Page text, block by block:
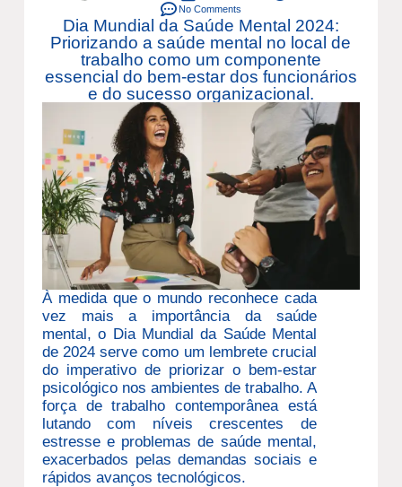
No Comments
Dia Mundial da Saúde Mental 2024:
Priorizando a saúde mental no local de
trabalho como um componente
essencial do bem-estar dos funcionários
e do sucesso organizacional.
À medida que o mundo reconhece cada
vez mais a importância da saúde
mental, o Dia Mundial da Saúde Mental
de 2024 serve como um lembrete crucial
do imperativo de priorizar o bem-estar
psicológico nos ambientes de trabalho. A
força de trabalho contemporânea está
lutando com níveis crescentes de
estresse e problemas de saúde mental,
exacerbados pelas demandas sociais e
rápidos avanços tecnológicos.